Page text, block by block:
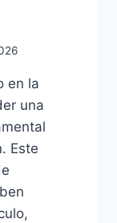
en la
una
Este